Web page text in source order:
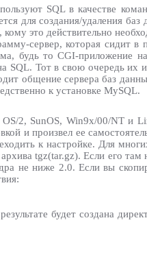
SQL в качестве
для создания/удаления баз
это действительно
сервер, которая сидит в
будь то CGI-приложение
Тот в свою очередь их
общение сервера баз
к установке MySQL.
2, SunOS, Win9x/00/NT и
и произвел ее
к настройке. Для
tgz(tar.gz). Если его
не ниже 2.0. Если вы
будет создана